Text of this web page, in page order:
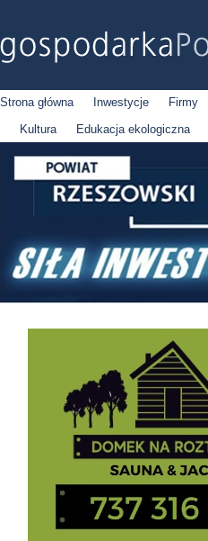
Strona główna Inwestycje Firmy
Kultura
Edukacja ekologiczna